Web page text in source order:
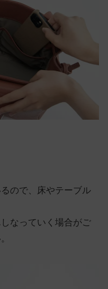
ので、床やテーブル
なっていく場合がご